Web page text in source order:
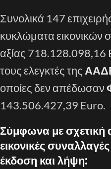
Συνολικά 147
κυκλώματα εικονικών
αξίας 718.128.098,16
τους ελεγκτές της
οποίες δεν απέδωσαν
143.506.427,39 Euro.
Σύμφωνα με σχετική
εικονικές
έκδοση και λήψη: